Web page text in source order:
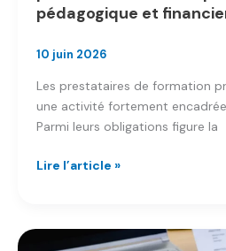
pédagogique et
10 juin 2026
Les prestataires de formation
une activité fortement
Parmi leurs obligations figure la
Prestataires
professionnelle
Lire l’article »